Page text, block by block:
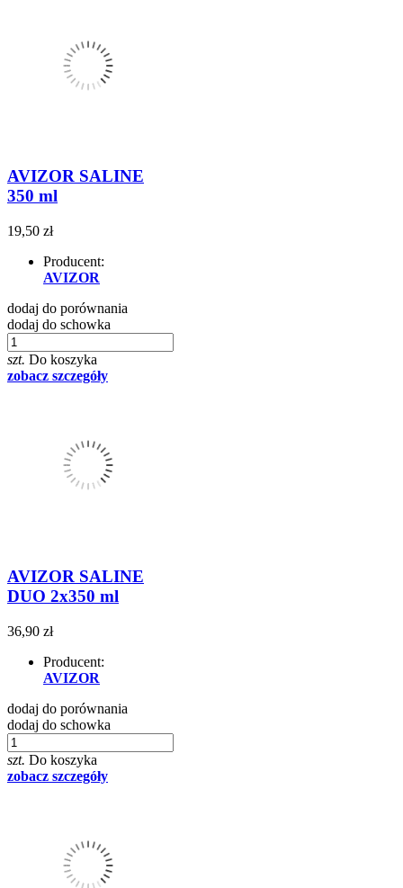
AVIZOR SALINE
350 ml
19,50 zł
Producent:
AVIZOR
dodaj do porównania
dodaj do schowka
szt. Do koszyka
zobacz szczegóły
AVIZOR SALINE
DUO 2x350 ml
36,90 zł
Producent:
AVIZOR
dodaj do porównania
dodaj do schowka
szt. Do koszyka
zobacz szczegóły